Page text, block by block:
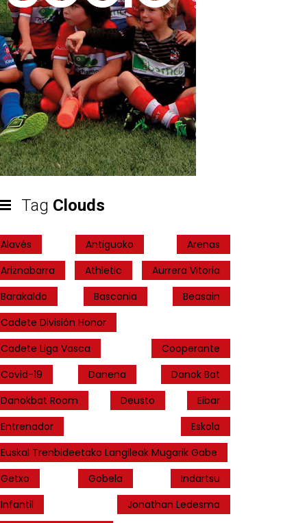
Tag Clouds
Alavés Antiguoko
Arenas
Ariznabarra
Athletic
Aurrera Vitoria
Barakaldo
Basconia
Beasain
Cadete División Honor
Cadete Liga Vasca
Cooperante
Covid-19
Danena
Danok Bat
Danokbat Room
Deusto
Eibar
Entrenador
Eskola
Euskal Trenbideetako Langileak Mugarik Gabe
Getxo
Gobela
Indartsu
Infantil
Jonathan Ledesma